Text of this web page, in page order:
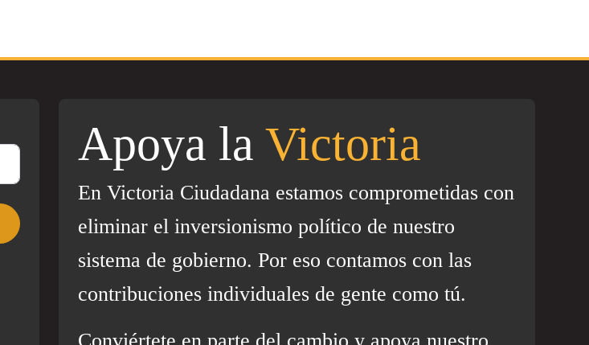
Apoya la Victoria
En Victoria Ciudadana estamos comprometidas con
eliminar el inversionismo político de nuestro
sistema de gobierno. Por eso contamos con las
contribuciones individuales de gente como tú.